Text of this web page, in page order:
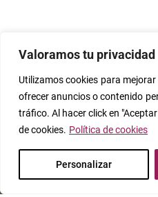
Valoramos tu privacidad
Utilizamos cookies para
ofrecer anuncios o contenido
tráfico. Al hacer click en
de cookies. Política de cookies
Personalizar
© All Rights
¿Cómo calificarías tu
Seleccione
una
opción
de
a